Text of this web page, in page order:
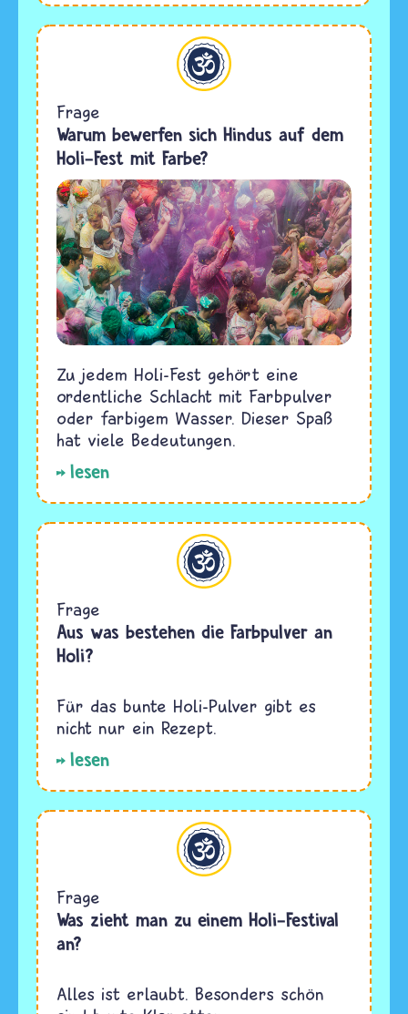
Hinduismus
Frage
Warum bewerfen sich Hindus auf dem
Holi-Fest mit Farbe?
Zu jedem Holi-Fest gehört eine
ordentliche Schlacht mit Farbpulver
oder farbigem Wasser. Dieser Spaß
hat viele Bedeutungen.
lesen
Hinduismus
Frage
Aus was bestehen die Farbpulver an
Holi?
Für das bunte Holi-Pulver gibt es
nicht nur ein Rezept.
lesen
Hinduismus
Frage
Was zieht man zu einem Holi-Festival
an?
Alles ist erlaubt. Besonders schön